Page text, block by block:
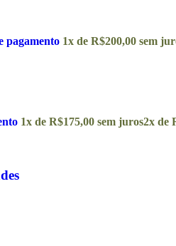
pagamento 1x de R$200,00 sem
1x de R$175,00 sem juros2x de